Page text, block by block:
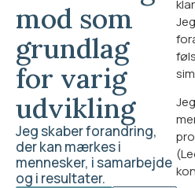
mod som
grundlag
for varig
udvikling
Jeg skaber forandring,
der kan mærkes i
mennesker, i samarbejde
og i resultater.​